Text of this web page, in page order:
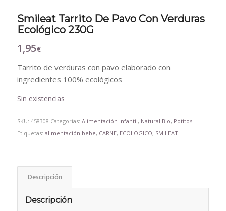
Smileat Tarrito De Pavo Con Verduras
Ecológico 230G
1,95€
Tarrito de verduras con pavo elaborado con
ingredientes 100% ecológicos
Sin existencias
SKU: 458308 Categorías: Alimentación Infantil, Natural Bio, Potitos
Etiquetas: alimentación bebe, CARNE, ECOLOGICO, SMILEAT
Descripción
Descripción